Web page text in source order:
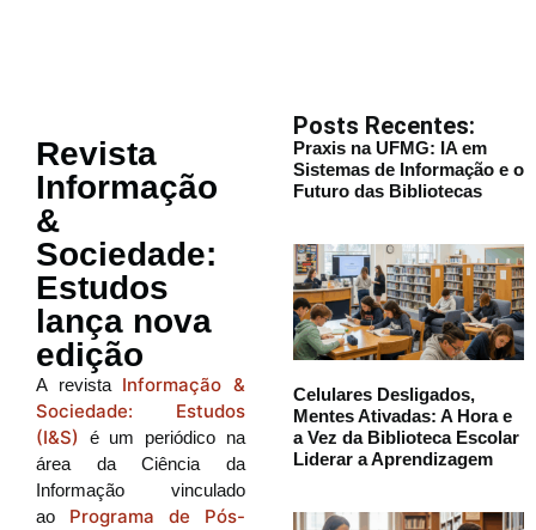
Revista
Informação
&
Sociedade:
Estudos
lança nova
edição
A revista Informação &
Sociedade: Estudos
(I&S) é um periódico na
área da Ciência da
Informação vinculado
ao Programa de Pós-
Posts Recentes:
Praxis na UFMG: IA em
Sistemas de Informação e o
Futuro das Bibliotecas
Celulares Desligados,
Mentes Ativadas: A Hora e
a Vez da Biblioteca Escolar
Liderar a Aprendizagem